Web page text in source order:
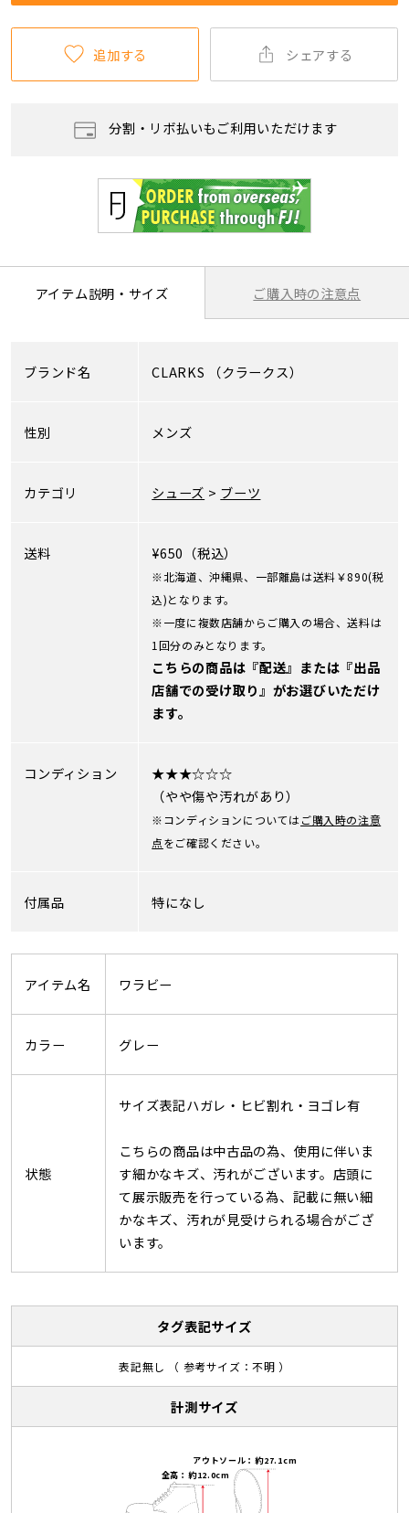
追加する シェアする
分割・リボ払いもご利用いただけます
アイテム説明・サイズ ご購入時の注意点
ブランド名 CLARKS （クラークス）
性別 メンズ
カテゴリ シューズ > ブーツ
送料 ¥650（税込）
※北海道、沖縄県、一部離島は送料￥890(税
込)となります。
※一度に複数店舗からご購入の場合、送料は
1回分のみとなります。
こちらの商品は『配送』または『出品
店舗での受け取り』がお選びいただけ
ます。
コンディション
★★★☆☆☆
（やや傷や汚れがあり）
※コンディションについてはご購入時の注意
点をご確認ください。
付属品 特になし
アイテム名 ワラビー
カラー グレー
状態
サイズ表記ハガレ・ヒビ割れ・ヨゴレ有
こちらの商品は中古品の為、使用に伴いま
す細かなキズ、汚れがございます。店頭に
て展示販売を行っている為、記載に無い細
かなキズ、汚れが見受けられる場合がござ
います。
タグ表記サイズ
表記無し （ 参考サイズ：不明 ）
計測サイズ
全高：約12.0cm
アウトソール：約27.1cm